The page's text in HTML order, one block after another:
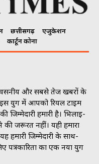
छत्तीसगढ़
एजुकेशन
कार्टून कोना
और सबसे तेज खबरों के
इस युग में आपको रियल टाइम
हमारी है। भिलाई-
जरूरत नहीं। यही हमारा
जिम्मेदारी के साथ-
पत्रकारिता का एक नया युग